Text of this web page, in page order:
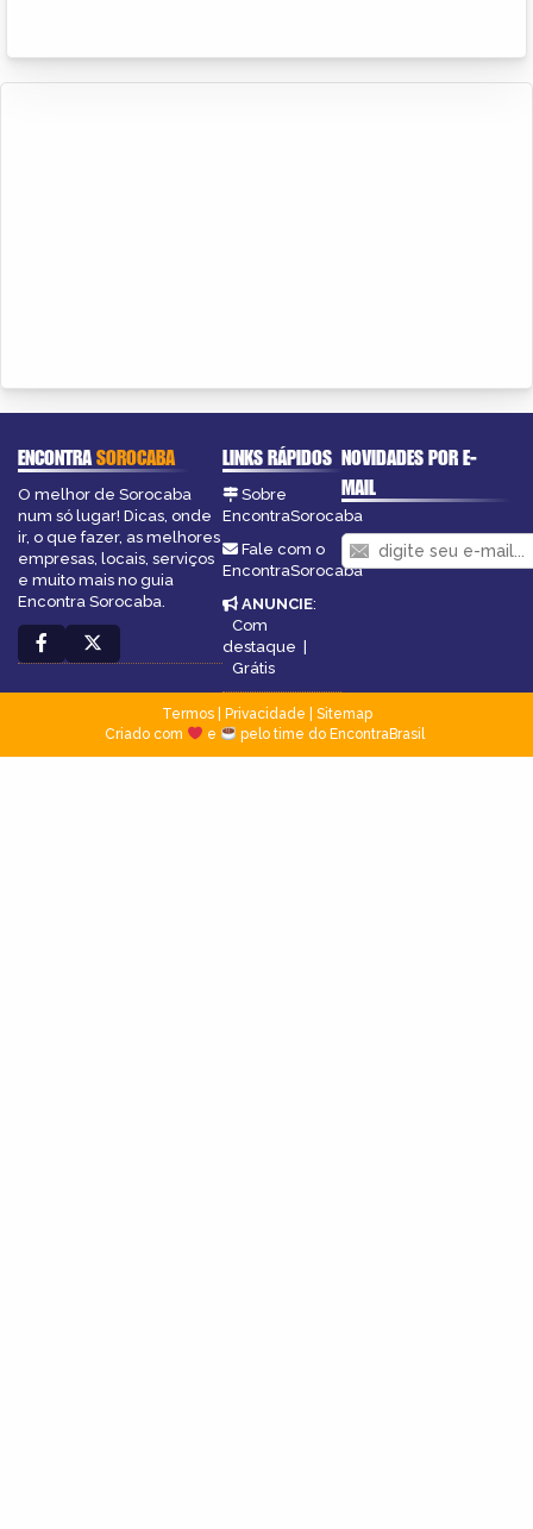
ENCONTRASOROCABA
O melhor de Sorocaba
num só lugar! Dicas, onde
ir, o que fazer, as melhores
empresas, locais, serviços
e muito mais no guia
Encontra Sorocaba.
LINKS RÁPIDOS
Sobre
EncontraSorocaba
Fale com o
EncontraSorocaba
ANUNCIE:
Com
destaque |
Grátis
NOVIDADES POR E-
MAIL
Termos| Privacidade
Sitemap
Criado com
e pelo time do EncontraBrasil